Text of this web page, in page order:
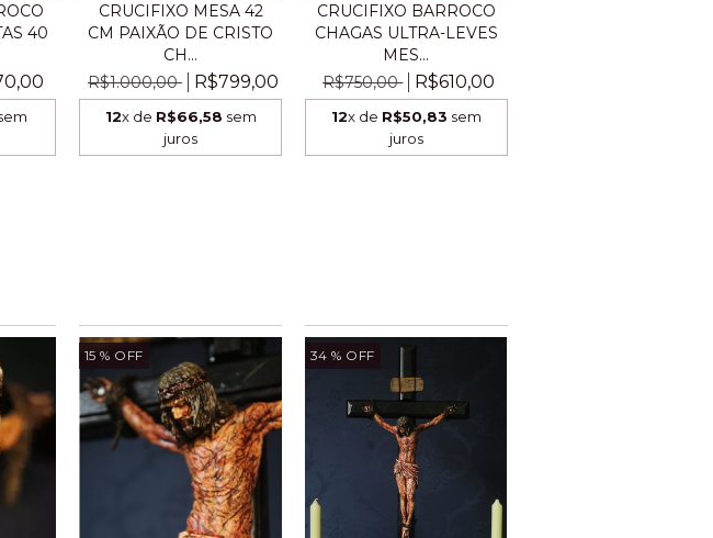
40
CRUCIFIXO MESA 42
CM PAIXÃO DE CRISTO
CH...
R$1.000,00
R$799,00
12x de R$66,58 sem
juros
CRUCIFIXO BARROCO
CHAGAS ULTRA-LEVES
MES...
R$750,00
R$610,00
12x de R$50,83 sem
juros
15 % OFF 34 % OFF